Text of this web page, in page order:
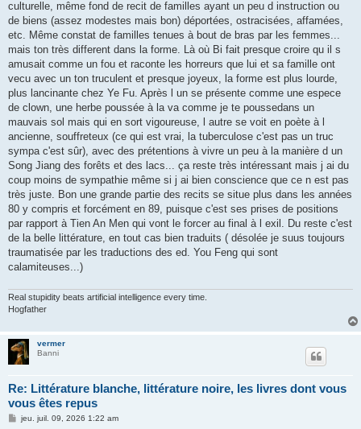
culturelle, même fond de recit de familles ayant un peu d instruction ou
de biens (assez modestes mais bon) déportées, ostracisées, affamées,
etc. Même constat de familles tenues à bout de bras par les femmes...
mais ton très different dans la forme. Là où Bi fait presque croire qu il s
amusait comme un fou et raconte les horreurs que lui et sa famille ont
vecu avec un ton truculent et presque joyeux, la forme est plus lourde,
plus lancinante chez Ye Fu. Après l un se présente comme une espece
de clown, une herbe poussée à la va comme je te poussedans un
mauvais sol mais qui en sort vigoureuse, l autre se voit en poète à l
ancienne, souffreteux (ce qui est vrai, la tuberculose c'est pas un truc
sympa c'est sûr), avec des prétentions à vivre un peu à la manière d un
Song Jiang des forêts et des lacs... ça reste très intéressant mais j ai du
coup moins de sympathie même si j ai bien conscience que ce n est pas
très juste. Bon une grande partie des recits se situe plus dans les années
80 y compris et forcément en 89, puisque c'est ses prises de positions
par rapport à Tien An Men qui vont le forcer au final à l exil. Du reste c'est
de la belle littérature, en tout cas bien traduits ( désolée je suus toujours
traumatisée par les traductions des ed. You Feng qui sont
calamiteuses...)
Real stupidity beats artificial intelligence every time.
Hogfather
vermer
Banni
Re: Littérature blanche, littérature noire, les livres dont vous
vous êtes repus
Mjeu. juil. 09, 2026 1:22 am